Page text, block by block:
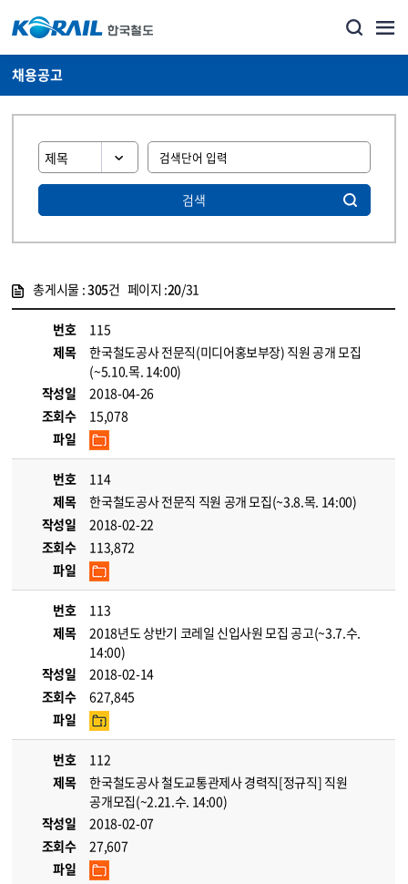
채용공고
검색
총게시물 :305건 페이지 :20/31
번호
115
제목
한국철도공사 전문직(미디어홍보부장) 직원 공개 모집
(~5.10.목. 14:00)
작성일
2018-04-26
조회수
15,078
파일
번호
114
제목
한국철도공사 전문직 직원 공개 모집(~3.8.목. 14:00)
작성일
2018-02-22
조회수
113,872
파일
번호
113
제목
2018년도 상반기 코레일 신입사원 모집 공고(~3.7.수.
14:00)
작성일
2018-02-14
조회수
627,845
파일
번호
112
제목
한국철도공사 철도교통관제사 경력직[정규직] 직원
공개모집(~2.21.수. 14:00)
작성일
2018-02-07
조회수
27,607
파일